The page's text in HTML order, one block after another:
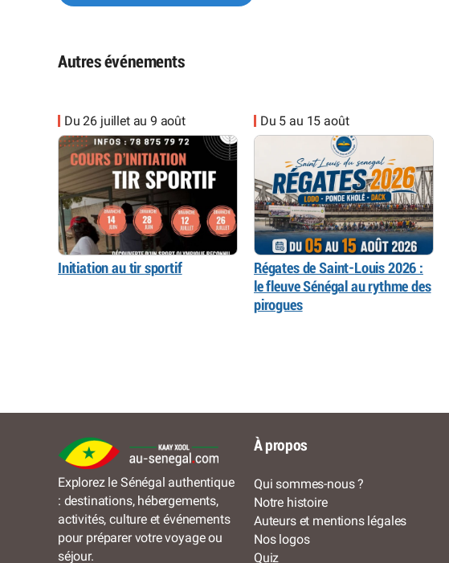
Autres événements
Du 26 juillet au 9 août
Initiation au tir sportif
Du 5 au 15 août
Régates de Saint-Louis 2026 :
le fleuve Sénégal au rythme des
pirogues
Explorez le Sénégal authentique
: destinations, hébergements,
activités, culture et événements
pour préparer votre voyage ou
séjour.
À propos
Qui sommes-nous ?
Notre histoire
Auteurs et mentions légales
Nos logos
Quiz